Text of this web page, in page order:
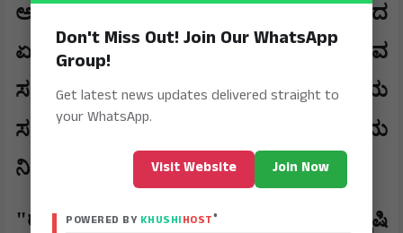
ಅಧಿಕಾರಕ್ಕೆ ಬಂದಿರುವ ಕಾಂಗ್ರೆಸ್ ಸರ್ಕಾರದ
ಏಕೈಕ ಆದ್ಯತೆ ಮಾತ್ರ ವಿಳಂಬವಾಗುತ್ತಿರುವ
ಸಂಪುಟ ವಿಸ್ತರಣೆ ಮತ್ತು ರಾಜಕೀಯ
ಸಮತೋಲನ ಕಾಯ್ದುಕೊಳ್ಳುವುದಾಗಿದೆ
ಎಂದು
ನಿಖಿಲ್ ಕುಮಾರಸ್ವಾಮಿ ದೂರಿದ್ದಾರೆ.
​"ರಾಜ್ಯದಲ್ಲಿ ಇಷ್ಟೊಂದು ದೊಡ್ಡ ಮಟ್ಟದ ಕೃಷಿ
Don't Miss Out! Join Our WhatsApp
Group!
Get latest news updates delivered straight to
your WhatsApp.
Visit Website Join Now
POWERED BY KHUSHIHOST®